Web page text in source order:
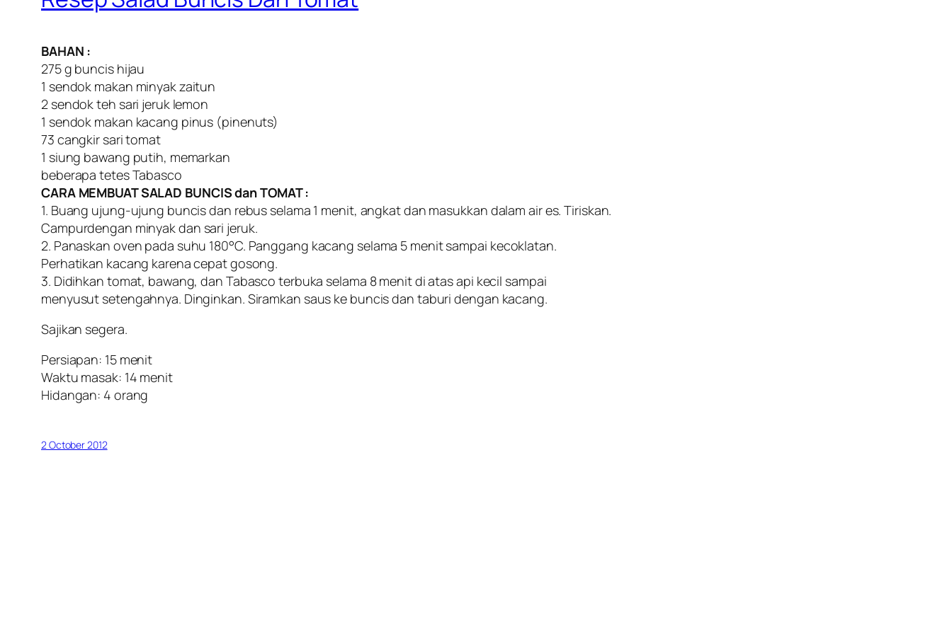
BAHAN :
275 g buncis hijau
1 sendok makan minyak zaitun
2 sendok teh sari jeruk lemon
1 sendok makan kacang pinus (pinenuts)
73 cangkir sari tomat
1 siung bawang putih, memarkan
beberapa tetes Tabasco
CARA MEMBUAT SALAD BUNCIS dan TOMAT :
1. Buang ujung-ujung buncis dan rebus selama 1 menit, angkat dan masukkan dalam air es. Tiriskan.
Campurdengan minyak dan sari jeruk.
2. Panaskan oven pada suhu 180°C. Panggang kacang selama 5 menit sampai kecoklatan.
Perhatikan kacang karena cepat gosong.
3. Didihkan tomat, bawang, dan Tabasco terbuka selama 8 menit di atas api kecil sampai
menyusut setengahnya. Dinginkan. Siramkan saus ke buncis dan taburi dengan kacang.
Sajikan segera.
Persiapan: 15 menit
Waktu masak: 14 menit
Hidangan: 4 orang
2 October 2012